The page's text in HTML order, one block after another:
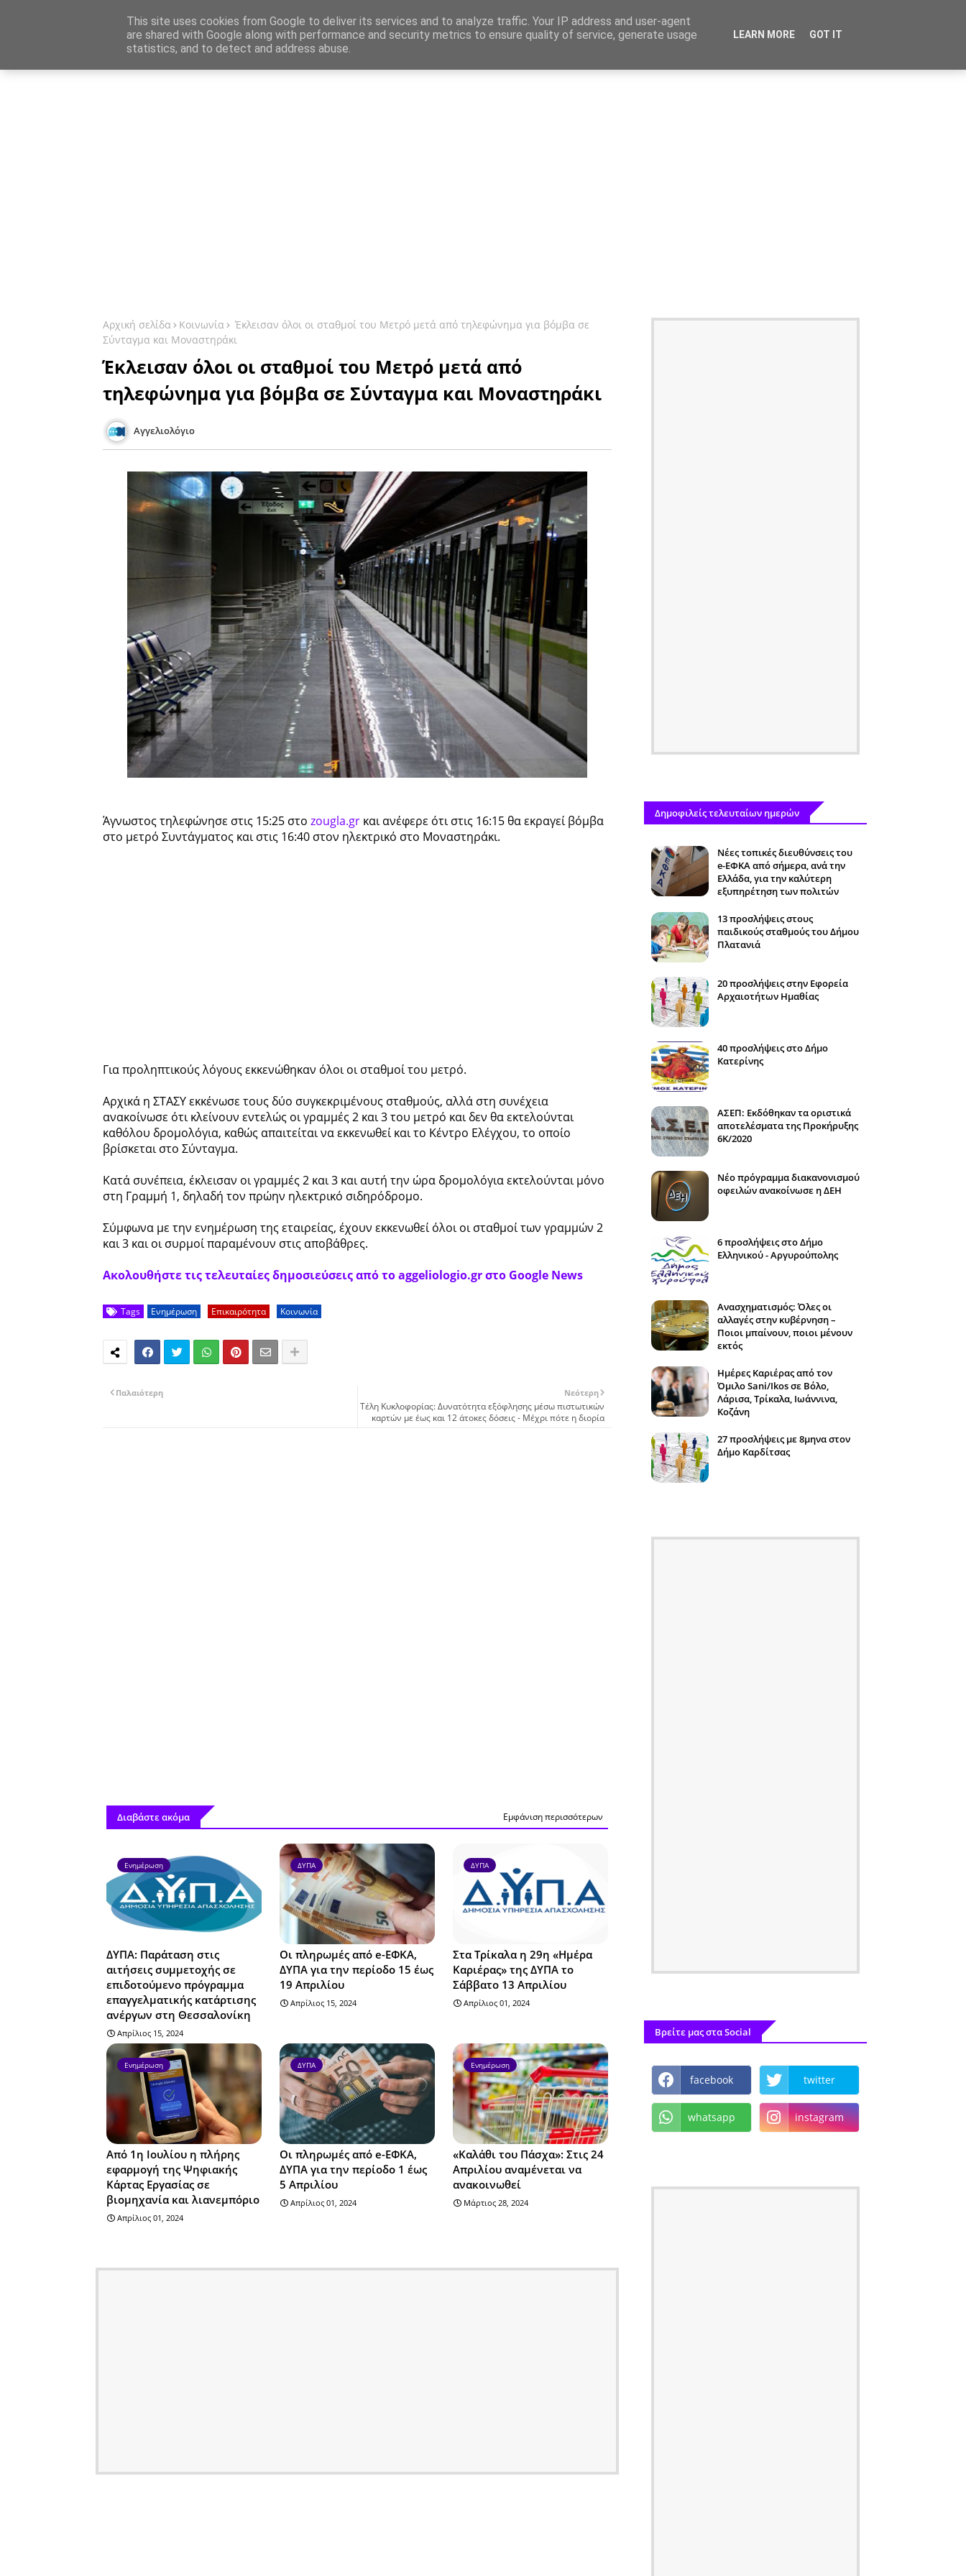
Καταχώρηση Αγγελίας Επικοινωνία Site Map
Ενημέρωση Αγγελίες Εργασίας
Αρχική σελίδα Κοινωνία
Έκλεισαν όλοι οι σταθμοί του Μετρό μετά από τηλεφώνημα για βόμβα σε
Σύνταγμα και Μοναστηράκι
Έκλεισαν όλοι οι σταθμοί του Μετρό μετά από
τηλεφώνημα για βόμβα σε Σύνταγμα και Μοναστηράκι
Αγγελιολόγιο
Άγνωστος τηλεφώνησε στις 15:25 στο zougla.gr και ανέφερε ότι στις 16:15 θα εκραγεί βόμβα
στο μετρό Συντάγματος και στις 16:40 στον ηλεκτρικό στο Μοναστηράκι.
Για προληπτικούς λόγους εκκενώθηκαν όλοι οι σταθμοί του μετρό.
Αρχικά η ΣΤΑΣΥ εκκένωσε τους δύο συγκεκριμένους σταθμούς, αλλά στη συνέχεια
ανακοίνωσε ότι κλείνουν εντελώς οι γραμμές 2 και 3 του μετρό και δεν θα εκτελούνται
καθόλου δρομολόγια, καθώς απαιτείται να εκκενωθεί και το Κέντρο Ελέγχου, το οποίο
βρίσκεται στο Σύνταγμα.
Κατά συνέπεια, έκλεισαν οι γραμμές 2 και 3 και αυτή την ώρα δρομολόγια εκτελούνται μόνο
στη Γραμμή 1, δηλαδή τον πρώην ηλεκτρικό σιδηρόδρομο.
Σύμφωνα με την ενημέρωση της εταιρείας, έχουν εκκενωθεί όλοι οι σταθμοί των γραμμών 2
και 3 και οι συρμοί παραμένουν στις αποβάθρες.
Ακολουθήστε τις τελευταίες δημοσιεύσεις από το aggeliologio.gr στο Google News
Tags Ενημέρωση Επικαιρότητα Κοινωνία
Νεότερη
Τέλη Κυκλοφορίας: Δυνατότητα εξόφλησης μέσω πιστωτικών
καρτών με έως και 12 άτοκες δόσεις - Μέχρι πότε η διορία
Παλαιότερη
Διαβάστε ακόμα Εμφάνιση περισσότερων
Ενημέρωση
ΔΥΠΑ: Παράταση στις
αιτήσεις συμμετοχής σε
επιδοτούμενο πρόγραμμα
επαγγελματικής κατάρτισης
ανέργων στη Θεσσαλονίκη
Απρίλιος 15, 2024
ΔΥΠΑ
Οι πληρωμές από e-ΕΦΚΑ,
ΔΥΠΑ για την περίοδο 15 έως
19 Απριλίου
Απρίλιος 15, 2024
ΔΥΠΑ
Στα Τρίκαλα η 29η «Ημέρα
Καριέρας» της ΔΥΠΑ το
Σάββατο 13 Απριλίου
Απρίλιος 01, 2024
Ενημέρωση
Από 1η Ιουλίου η πλήρης
εφαρμογή της Ψηφιακής
Κάρτας Εργασίας σε
βιομηχανία και λιανεμπόριο
Απρίλιος 01, 2024
ΔΥΠΑ
Οι πληρωμές από e-ΕΦΚΑ,
ΔΥΠΑ για την περίοδο 1 έως
5 Απριλίου
Απρίλιος 01, 2024
Ενημέρωση
«Καλάθι του Πάσχα»: Στις 24
Απριλίου αναμένεται να
ανακοινωθεί
Μάρτιος 28, 2024
Δημοφιλείς τελευταίων ημερών
Νέες τοπικές διευθύνσεις του
e-ΕΦΚΑ από σήμερα, ανά την
Ελλάδα, για την καλύτερη
εξυπηρέτηση των πολιτών
13 προσλήψεις στους
παιδικούς σταθμούς του Δήμου
Πλατανιά
20 προσλήψεις στην Εφορεία
Αρχαιοτήτων Ημαθίας
40 προσλήψεις στο Δήμο
Κατερίνης
ΑΣΕΠ: Εκδόθηκαν τα οριστικά
αποτελέσματα της Προκήρυξης
6Κ/2020
Νέο πρόγραμμα διακανονισμού
οφειλών ανακοίνωσε η ΔΕΗ
6 προσλήψεις στο Δήμο
Ελληνικού - Αργυρούπολης
Ανασχηματισμός: Όλες οι
αλλαγές στην κυβέρνηση –
Ποιοι μπαίνουν, ποιοι μένουν
εκτός
Ημέρες Καριέρας από τον
Όμιλο Sani/Ikos σε Βόλο,
Λάρισα, Τρίκαλα, Ιωάννινα,
Κοζάνη
27 προσλήψεις με 8μηνα στον
Δήμο Καρδίτσας
Βρείτε μας στα Social
facebook twitter
whatsapp instagram
This site uses cookies from Google to deliver its services and to analyze traffic. Your IP address and user-agent
are shared with Google along with performance and security metrics to ensure quality of service, generate usage
statistics, and to detect and address abuse.
LEARN MORE GOT IT